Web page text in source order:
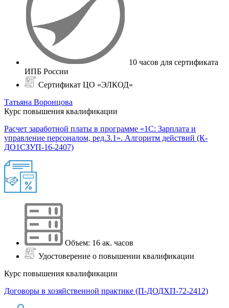
10 часов для сертификата
ИПБ России
Сертификат ЦО «ЭЛКОД»
Татьяна Воронцова
Курс повышения квалификации
Расчет заработной платы в программе «1С: Зарплата и
управление персоналом, ред.3.1». Алгоритм действий (К-
ДО1СЗУП-16-2407)
Объем: 16 ак. часов
Удостоверение о повышении квалификации
Курс повышения квалификации
Договоры в хозяйственной практике (П-ДОДХП-72-2412)